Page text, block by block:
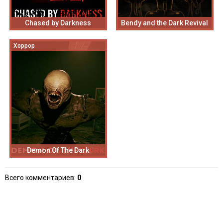
Chased by Darkness Bendy and the Dark Revival
Хоррор
Demon Of The Dark
Всего комментариев: 0